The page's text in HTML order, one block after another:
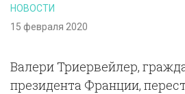
НОВОСТИ
15 февраля 2020
Валери Триервейлер,
президента Франции,